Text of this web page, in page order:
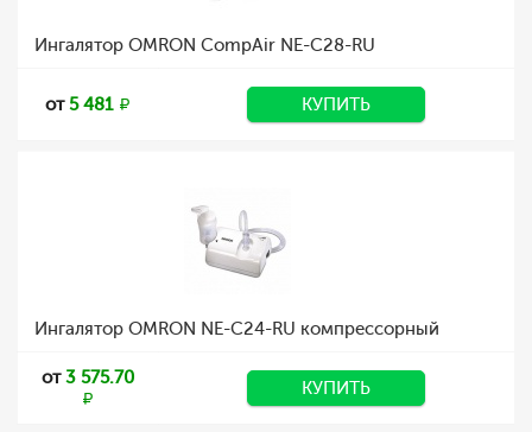
Ингалятор OMRON CompAir NE-C28-RU
от5 481 КУПИТЬ
Ингалятор OMRON NE-C24-RU компрессорный
от3 575.70 КУПИТЬ